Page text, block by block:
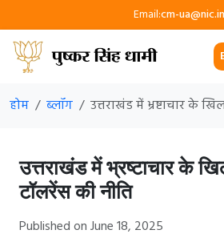
Email:cm-ua@nic.in
होम ब्लॉग उत्तराखंड में भ्रष्टाचार के
उत्तराखंड में भ्रष्टाचार के
टॉलरेंस की नीति
Published on June 18, 2025